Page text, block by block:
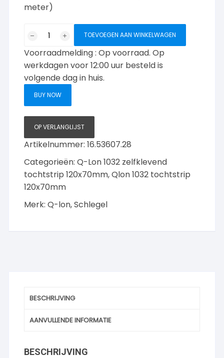
meter)
1032
tochtstrip
zelfklevend
aantal
TOEVOEGEN AAN WINKELWAGEN
Voorraadmelding : Op voorraad. Op
werkdagen voor 12:00 uur besteld is
volgende dag in huis.
BUY NOW
OP VERLANGLIJST
Artikelnummer:16.53607.28
Categorieën:Q-Lon 1032 zelfklevend
tochtstrip 120x70mm,Qlon 1032 tochtstrip
120x70mm
Merk:Q-lon,Schlegel
BESCHRIJVING
AANVULLENDE INFORMATIE
BESCHRIJVING